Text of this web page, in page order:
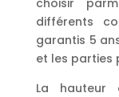
choisir
différents
garantis 5
et les parties
La